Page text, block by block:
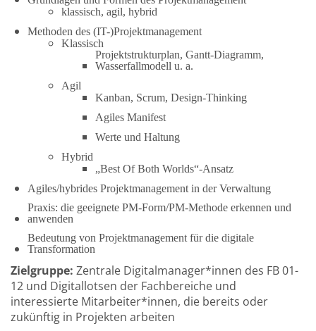
klassisch, agil, hybrid
Methoden des (IT-)Projektmanagement
Klassisch
Projektstrukturplan, Gantt-Diagramm,
Wasserfallmodell u. a.
Agil
Kanban, Scrum, Design-Thinking
Agiles Manifest
Werte und Haltung
Hybrid
„Best Of Both Worlds“-Ansatz
Agiles/hybrides Projektmanagement in der Verwaltung
Praxis: die geeignete PM-Form/PM-Methode erkennen und
anwenden
Bedeutung von Projektmanagement für die digitale
Transformation
Zielgruppe: Zentrale Digitalmanager*innen des FB 01-
12 und Digitallotsen der Fachbereiche und
interessierte Mitarbeiter*innen, die bereits oder
zukünftig in Projekten arbeiten